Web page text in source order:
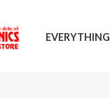
EVERYTHING